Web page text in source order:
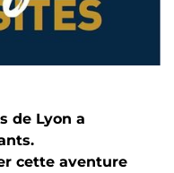
de Lyon a
cette aventure